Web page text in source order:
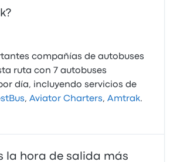
compañías de autobuses
ruta con 7 autobuses
día, incluyendo servicios de
,Aviator Charters,Amtrak.
la hora de salida más